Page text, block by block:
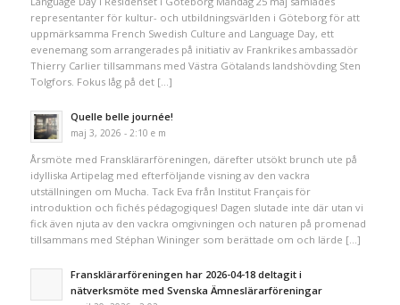
representanter för kultur- och utbildningsvärlden i Göteborg för att
uppmärksamma French Swedish Culture and Language Day, ett
evenemang som arrangerades på initiativ av Frankrikes ambassadör
Thierry Carlier tillsammans med Västra Götalands landshövding Sten
Tolgfors. Fokus låg på det […]
Quelle belle journée!
maj 3, 2026 - 2:10 e m
Årsmöte med Fransklärarföreningen, därefter utsökt brunch ute på
idylliska Artipelag med efterföljande visning av den vackra
utställningen om Mucha. Tack Eva från Institut Français för
introduktion och fichés pédagogiques! Dagen slutade inte där utan vi
fick även njuta av den vackra omgivningen och naturen på promenad
tillsammans med Stéphan Wininger som berättade om och lärde […]
Fransklärarföreningen har 2026-04-18 deltagit i
nätverksmöte med Svenska Ämneslärarföreningar